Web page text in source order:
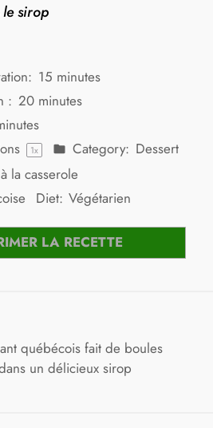
le sirop
15 minutes
: 20 minutes
1x Category: Dessert
la casserole
Diet: Végétarien
LA RECETTE
québécois fait de boules
un délicieux sirop